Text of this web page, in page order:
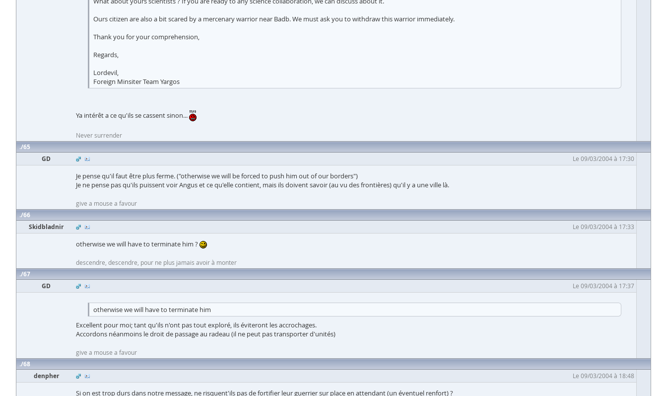
Ours citizen are also a bit scared by a mercenary warrior near Badb. We must ask you to withdraw this warrior immediately.
Thank you for your comprehension,
Regards,
Lordevil,
Foreign Minsiter Team Yargos
Ya intérêt a ce qu'ils se cassent sinon...
Never surrender
65
GD
Le 09/03/2004 à 17:30
Je pense qu'il faut être plus ferme. ("otherwise we will be forced to push him out of our borders")
Je ne pense pas qu'ils puissent voir Angus et ce qu'elle contient, mais ils doivent savoir (au vu des frontières) qu'il y a une ville là.
give a mouse a favour
66
Skidbladnir
Le 09/03/2004 à 17:33
otherwise we will have to terminate him ?
descendre, descendre, pour ne plus jamais avoir à monter
67
GD
Le 09/03/2004 à 17:37
otherwise we will have to terminate him
Excellent pour moi; tant qu'ils n'ont pas tout exploré, ils éviteront les accrochages.
Accordons néanmoins le droit de passage au radeau (il ne peut pas transporter d'unités)
give a mouse a favour
68
denpher
Le 09/03/2004 à 18:48
Si on est trop durs dans notre message, ne risquent'ils pas de fortifier leur guerrier sur place en attendant (un éventuel renfort) ?